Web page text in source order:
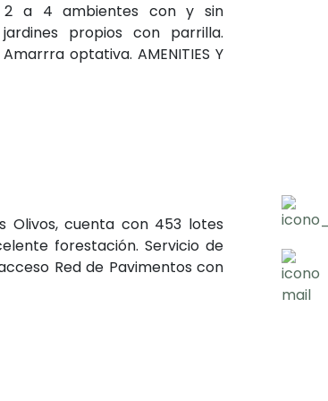
2 a 4 ambientes con y sin
propios con parrilla.
optativa. AMENITIES Y
Olivos, cuenta con 453 lotes
forestación. Servicio de
Red de Pavimentos con